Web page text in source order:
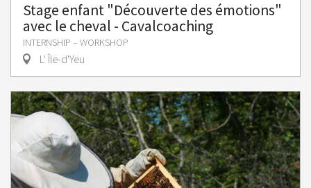
Stage enfant "Découverte des émotions"
avec le cheval - Cavalcoaching
INTERNSHIP – WORKSHOP
L' Île-d'Yeu